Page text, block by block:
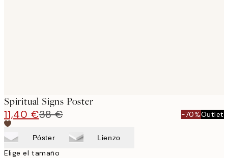
Spiritual Signs Poster
11,40 €38 € -70%Outlet
Póster Lienzo
Elige el tamaño